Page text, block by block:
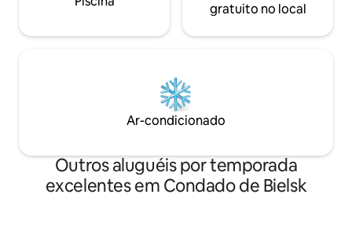
gratuito no local
Ar-condicionado
Outros aluguéis por temporada
excelentes em Condado de Bielsk